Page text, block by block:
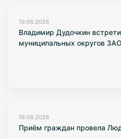
19.06.2026
Владимир Дудочкин
муниципальных округов ЗАО
19.06.2026
Приём граждан провела